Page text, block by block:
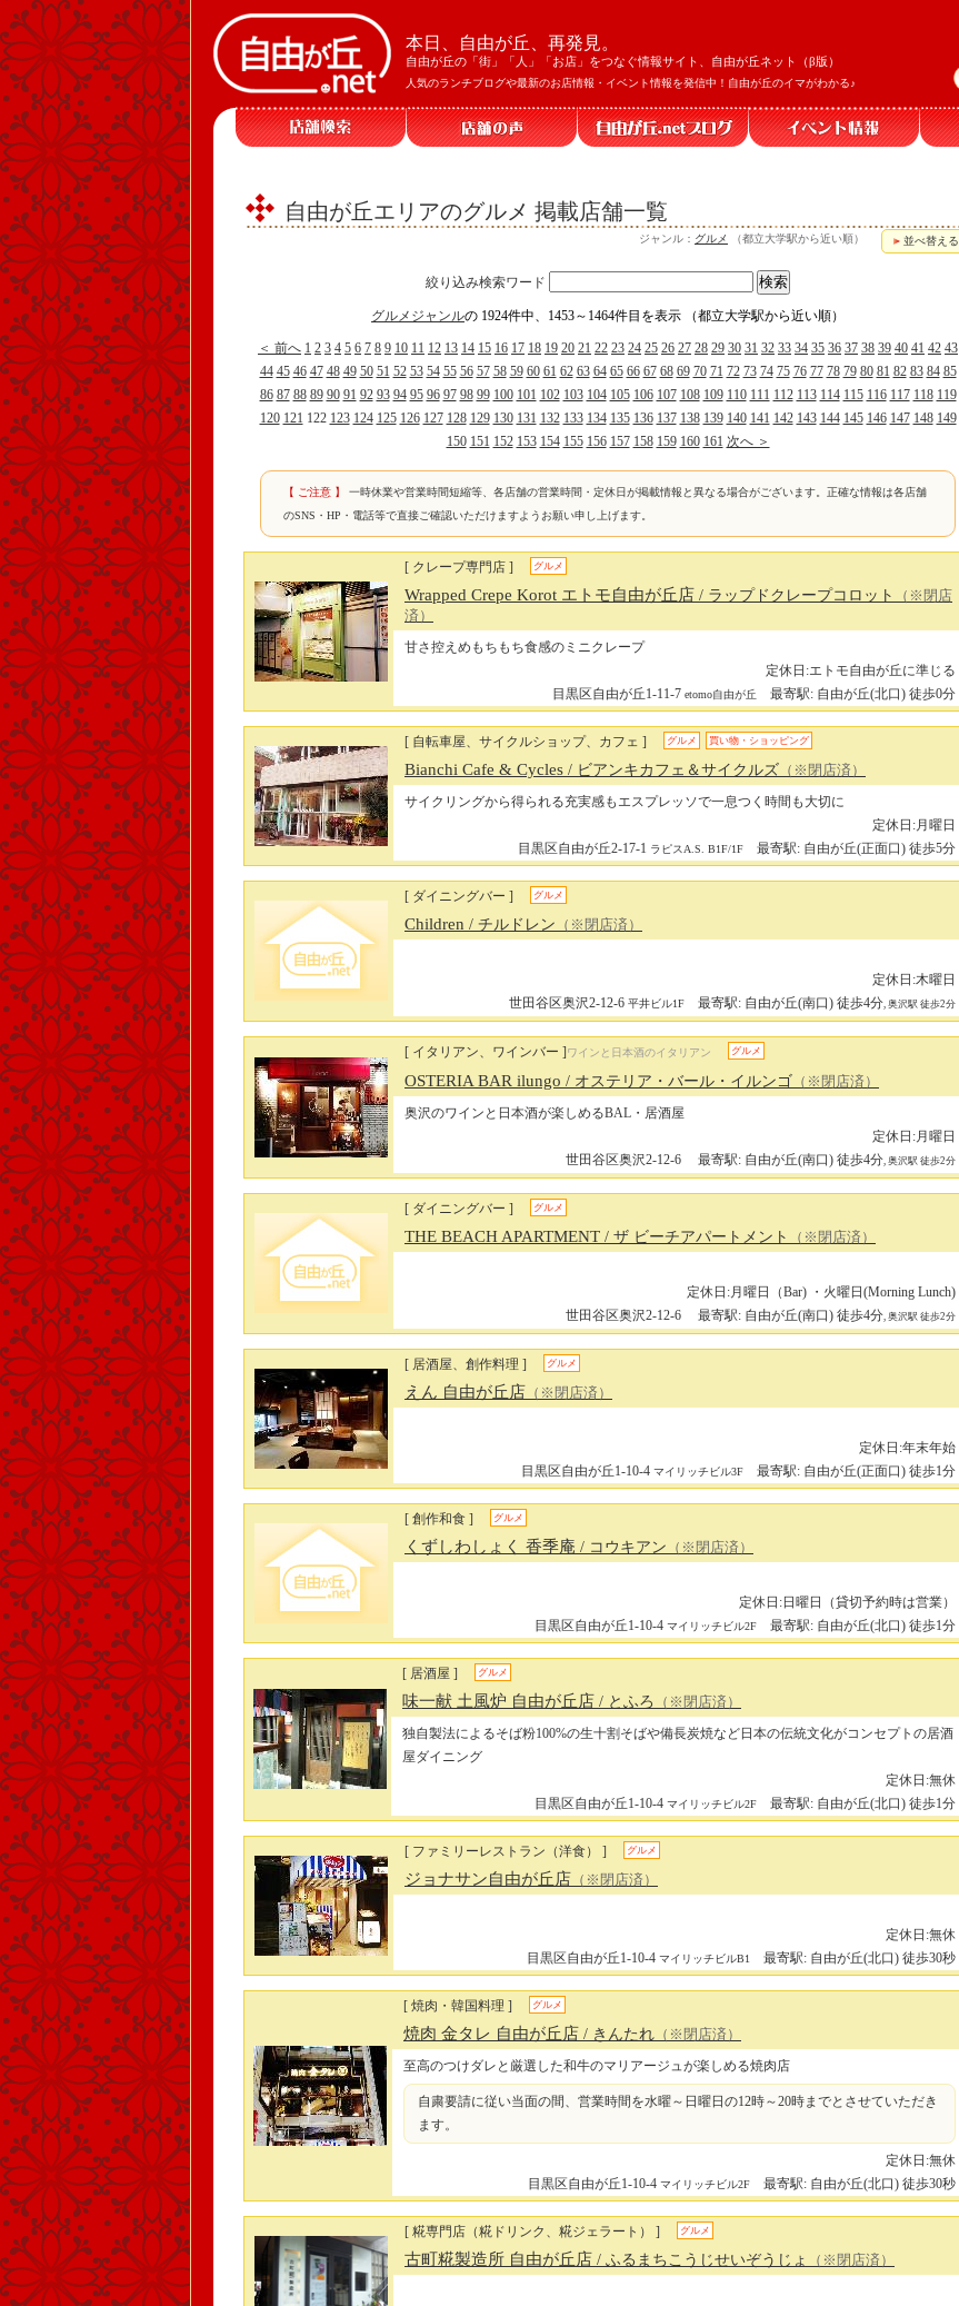
本日、自由が丘、再発見。
自由が丘の「街」「人」「お店」をつなぐ情報サイト、自由が丘ネット（β版）
人気のランチブログや最新のお店情報・イベント情報を発信中！自由が丘のイマがわかる♪
自由が丘エリアのグルメ 掲載店舗一覧
並べ替える
ジャンル： グルメ （都立大学駅から近い順）
絞り込み検索ワード
グルメジャンルの 1924件中、1453～1464件目を表示 （都立大学駅から近い順）
＜ 前へ 1 2 3 4 5 6 7 8 9 10 11 12 13 14 15 16 17 18 19 20 21 22 23 24 25 26 27 28 29 30 31 32 33 34 35 36 37 38 39 40 41 42 43
44 45 46 47 48 49 50 51 52 53 54 55 56 57 58 59 60 61 62 63 64 65 66 67 68 69 70 71 72 73 74 75 76 77 78 79 80 81 82 83 84 85
86 87 88 89 90 91 92 93 94 95 96 97 98 99 100 101 102 103 104 105 106 107 108 109 110 111 112 113 114 115 116 117 118 119
120 121 122 123 124 125 126 127 128 129 130 131 132 133 134 135 136 137 138 139 140 141 142 143 144 145 146 147 148 149
150 151 152 153 154 155 156 157 158 159 160 161 次へ ＞
【 ご注意 】
一時休業や営業時間短縮等、各店舗の営業時間・定休日が掲載情報と異なる場合がございます。正確な情報は各店舗
のSNS・HP・電話等で直接ご確認いただけますようお願い申し上げます。
[ クレープ専門店 ] グルメ
Wrapped Crepe Korot エトモ自由が丘店 / ラップドクレープコロット
（※閉店
済）
甘さ控えめもちもち食感のミニクレープ
定休日:エトモ自由が丘に準じる
目黒区自由が丘1-11-7 etomo自由が丘 最寄駅: 自由が丘(北口) 徒歩0分
[ 自転車屋、サイクルショップ、カフェ ] グルメ 買い物・ショッピング
Bianchi Cafe & Cycles / ビアンキカフェ＆サイクルズ （※閉店済）
サイクリングから得られる充実感もエスプレッソで一息つく時間も大切に
定休日:月曜日
目黒区自由が丘2-17-1 ラピスA.S. B1F/1F 最寄駅: 自由が丘(正面口) 徒歩5分
[ ダイニングバー ] グルメ
Children / チルドレン （※閉店済）
定休日:木曜日
世田谷区奥沢2-12-6 平井ビル1F 最寄駅: 自由が丘(南口) 徒歩4分, 奥沢駅 徒歩2分
[ イタリアン、ワインバー ]ワインと日本酒のイタリアン グルメ
OSTERIA BAR ilungo / オステリア・バール・イルンゴ （※閉店済）
奥沢のワインと日本酒が楽しめるBAL・居酒屋
定休日:月曜日
世田谷区奥沢2-12-6
最寄駅: 自由が丘(南口) 徒歩4分, 奥沢駅 徒歩2分
[ ダイニングバー ] グルメ
THE BEACH APARTMENT / ザ ビーチアパートメント （※閉店済）
定休日:月曜日（Bar) ・火曜日(Morning Lunch)
世田谷区奥沢2-12-6
最寄駅: 自由が丘(南口) 徒歩4分, 奥沢駅 徒歩2分
[ 居酒屋、創作料理 ] グルメ
えん 自由が丘店 （※閉店済）
定休日:年末年始
目黒区自由が丘1-10-4 マイリッチビル3F 最寄駅: 自由が丘(正面口) 徒歩1分
[ 創作和食 ] グルメ
くずしわしょく 香季庵 / コウキアン （※閉店済）
定休日:日曜日（貸切予約時は営業）
目黒区自由が丘1-10-4 マイリッチビル2F 最寄駅: 自由が丘(北口) 徒歩1分
[ 居酒屋 ] グルメ
味一献 土風炉 自由が丘店 / とふろ
（※閉店済）
独自製法によるそば粉100%の生十割そばや備長炭焼など日本の伝統文化がコンセプトの居酒
屋ダイニング
定休日:無休
目黒区自由が丘1-10-4 マイリッチビル2F 最寄駅: 自由が丘(北口) 徒歩1分
[ ファミリーレストラン（洋食） ] グルメ
ジョナサン自由が丘店 （※閉店済）
定休日:無休
目黒区自由が丘1-10-4 マイリッチビルB1 最寄駅: 自由が丘(北口) 徒歩30秒
[ 焼肉・韓国料理 ] グルメ
焼肉 金タレ 自由が丘店 / きんたれ （※閉店済）
至高のつけダレと厳選した和牛のマリアージュが楽しめる焼肉店
自粛要請に従い当面の間、営業時間を水曜～日曜日の12時～20時までとさせていただき
ます。
定休日:無休
目黒区自由が丘1-10-4 マイリッチビル2F 最寄駅: 自由が丘(北口) 徒歩30秒
[ 糀専門店（糀ドリンク、糀ジェラート） ] グルメ
古町糀製造所 自由が丘店 / ふるまちこうじせいぞうじょ （※閉店済）